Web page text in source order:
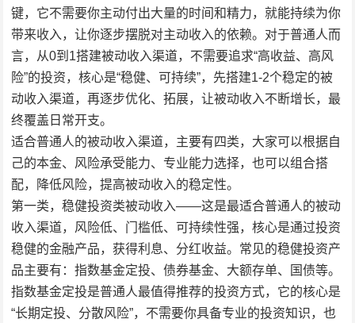
键，它不需要你主动付出大量的时间和精力，就能持续为你
带来收入，让你逐步摆脱对主动收入的依赖。对于普通人而
言，从0到1搭建被动收入渠道，不需要追求“高收益、高风
险”的投资，核心是“稳健、可持续”，先搭建1-2个稳定的被
动收入渠道，再逐步优化、拓展，让被动收入不断增长，最
终覆盖日常开支。
适合普通人的被动收入渠道，主要有四类，大家可以根据自
己的本金、风险承受能力、专业能力选择，也可以组合搭
配，降低风险，提高被动收入的稳定性。
第一类，稳健投资类被动收入——这是最适合普通人的被动
收入渠道，风险低、门槛低、可持续性强，核心是通过投资
稳健的金融产品，获得利息、分红收益。常见的稳健投资产
品主要有：指数基金定投、债券基金、大额存单、国债等。
指数基金定投是普通人最值得推荐的投资方式，它的核心是
“长期定投、分散风险”，不需要你具备专业的投资知识，也